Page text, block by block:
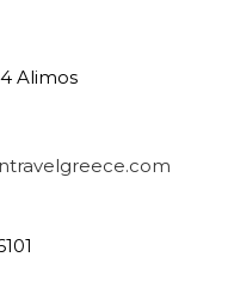
Alimos